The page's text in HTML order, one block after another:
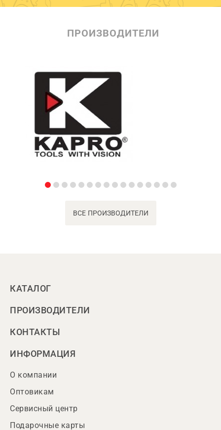
ПРОИЗВОДИТЕЛИ
ВСЕ ПРОИЗВОДИТЕЛИ
КАТАЛОГ
ПРОИЗВОДИТЕЛИ
КОНТАКТЫ
ИНФОРМАЦИЯ
О компании
Оптовикам
Сервисный центр
Подарочные карты